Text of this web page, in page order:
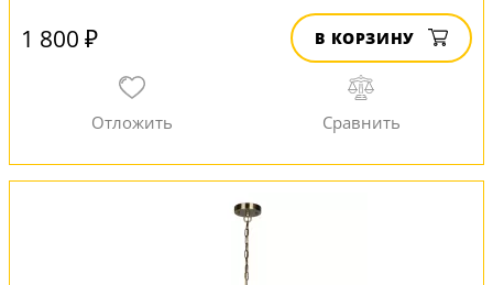
1 800 ₽ В КОРЗИНУ